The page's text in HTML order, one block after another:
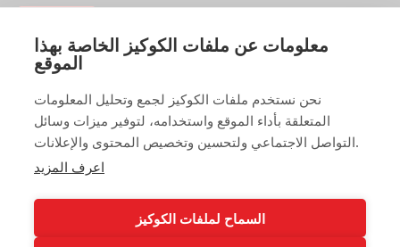
معلومات عن ملفات الكوكيز الخاصة بهذا
الموقع
نحن نستخدم ملفات الكوكيز لجمع وتحليل المعلومات
المتعلقة بأداء الموقع واستخدامه، لتوفير ميزات وسائل
التواصل الاجتماعي ولتحسين وتخصيص المحتوى والإعلانات.
اعرف المزيد
السماح لملفات الكوكيز
© 2025 Swedish Match Cricket Swedish Match 2025